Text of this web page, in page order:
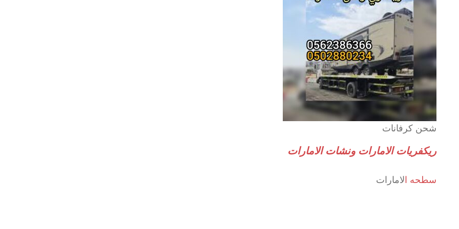
شحن كرفانات
ريكفريات الامارات ونشات الامارات
سطحه الامارات